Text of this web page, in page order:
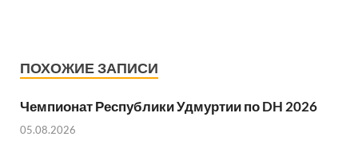
ПОХОЖИЕ ЗАПИСИ
Чемпионат Республики Удмуртии по DH 2026
05.08.2026